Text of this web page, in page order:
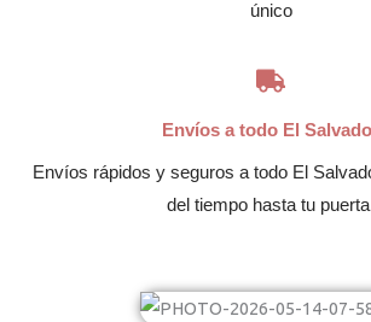
único
Envíos a todo El
Envíos rápidos y seguros a todo El
del tiempo hasta tu